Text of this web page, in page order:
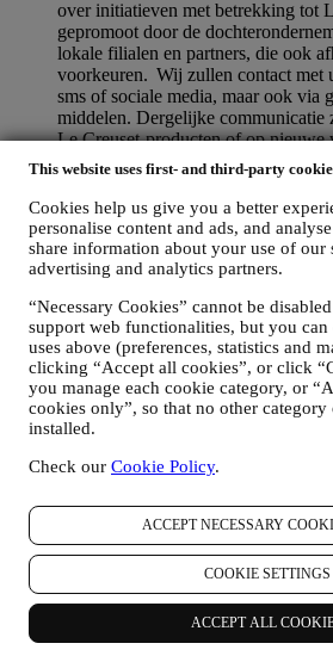
This website uses first- and third-party
Cookies help us give you a better
personalise content and ads, and
share information about your use of our
advertising and analytics partners.
“Necessary Cookies” cannot be
support web functionalities, but you
uses above (preferences, statistics and
clicking “Accept all cookies”, or click
you manage each cookie category, or
cookies only”, so that no other
installed.
Check our Cookie Policy.
ACCEPT NECESSARY
COOKIE SETTINGS
ACCEPT ALL
over initiatieven met betrekking tot
gepromoot door de
lokale filialen en partners, die ook
voorkeuren. Wij zullen contact met
sms of sociale media, maar ook via
middelen. Dergelijke communicatie
Le Creuset-producten of op nieuwe
exclusieve evenementen,
die worden georganiseerd door Le
aanbiedingen die u misschien leuk
kan voor u worden geselecteerd of
op basis van de gegevens die we
locatie of uw aankoopgeschiedenis
interesses beter te begrijpen. Dit stelt
communicatie te personaliseren om
interessanter te maken. Er zullen
Wij verzamelen ook statistieken
en klikgedrag met behulp van de in
technologieën om ons te helpen
volgen. Deze verwerking is
om gepersonaliseerde
ontvangen. De keuze om aan te
uitgeoefend op de plaatsen waar
verzameld door het juiste
een Le Creuset-account heeft, via
Afmelden: U kunt
marketingcommunicatie of updates
stopzetten via de methoden die bij
weergegeven (om u bijvoorbeeld af